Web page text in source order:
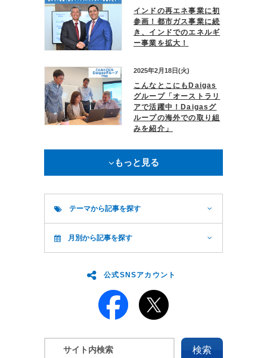
インドの再エネ事業に初
参画！都市ガス事業に続
き、インドでのエネルギ
ー事業を拡大！
2025年2月18日(火)
こんなとこにもDaigas
グループ「オーストラリ
アで活躍中！Daigasグ
ループの海外での取り組
みを紹介」
もっと見る
テーマから記事を探す
月別から記事を探す
公式SNSアカウント